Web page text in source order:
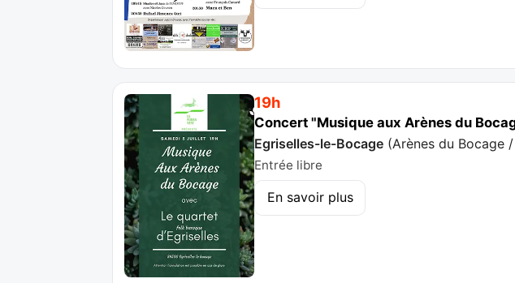
19h
Concert "Musique aux Arènes du
Egriselles-le-Bocage (Arènes du Bocage
Entrée libre
En savoir plus